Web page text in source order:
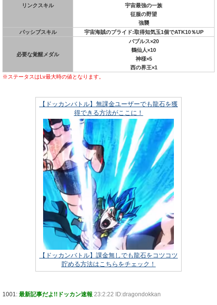
リンクスキル
宇宙最強の一族
征服の野望
強襲
パッシブスキル
宇宙海賊のプライド:取得知気玉1個でATK10％UP
必要な覚醒メダル
バブルス×20
鶴仙人×10
神様×5
西の界王×1
※ステータスはLv最大時の値となります。
【ドッカンバトル】無課金ユーザーでも龍石を獲
得できる方法がここに！
【ドッカンバトル】課金無しでも龍石をコツコツ
貯める方法はこちらをチェック！
1001: 最新記事だよ!!ドッカン速報 23:2:22 ID:dragondokkan